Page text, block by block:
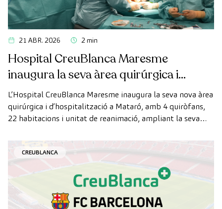
21 ABR. 2026 2 min
Hospital CreuBlanca Maresme
inaugura la seva àrea quirúrgica i
d’hospitalització
L’Hospital CreuBlanca Maresme inaugura la seva nova àrea
quirúrgica i d’hospitalització a Mataró, amb 4 quiròfans,
22 habitacions i unitat de reanimació, ampliant la seva
CREUBLANCA